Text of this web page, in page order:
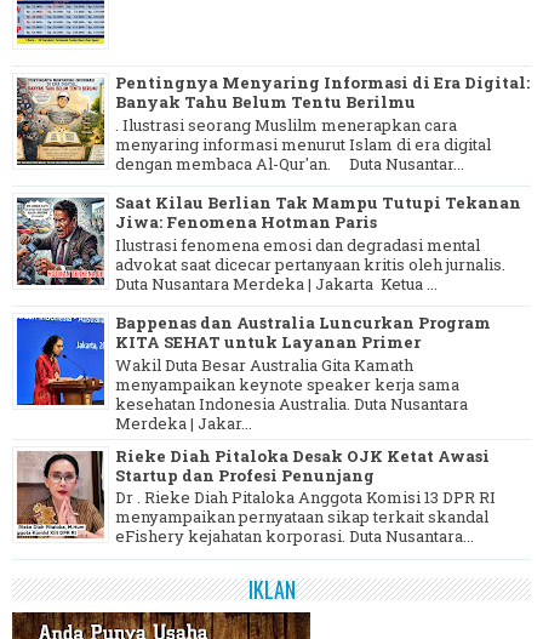
Pentingnya Menyaring Informasi di Era Digital:
Banyak Tahu Belum Tentu Berilmu
. Ilustrasi seorang Muslilm menerapkan cara
menyaring informasi menurut Islam di era digital
dengan membaca Al-Qur'an. Duta Nusantar...
Saat Kilau Berlian Tak Mampu Tutupi Tekanan
Jiwa: Fenomena Hotman Paris
Ilustrasi fenomena emosi dan degradasi mental
advokat saat dicecar pertanyaan kritis oleh jurnalis.
Duta Nusantara Merdeka | Jakarta Ketua ...
Bappenas dan Australia Luncurkan Program
KITA SEHAT untuk Layanan Primer
Wakil Duta Besar Australia Gita Kamath
menyampaikan keynote speaker kerja sama
kesehatan Indonesia Australia. Duta Nusantara
Merdeka | Jakar...
Rieke Diah Pitaloka Desak OJK Ketat Awasi
Startup dan Profesi Penunjang
Dr . Rieke Diah Pitaloka Anggota Komisi 13 DPR RI
menyampaikan pernyataan sikap terkait skandal
eFishery kejahatan korporasi. Duta Nusantara...
IKLAN